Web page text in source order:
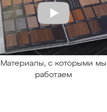
Материалы, с которыми мы
работаем